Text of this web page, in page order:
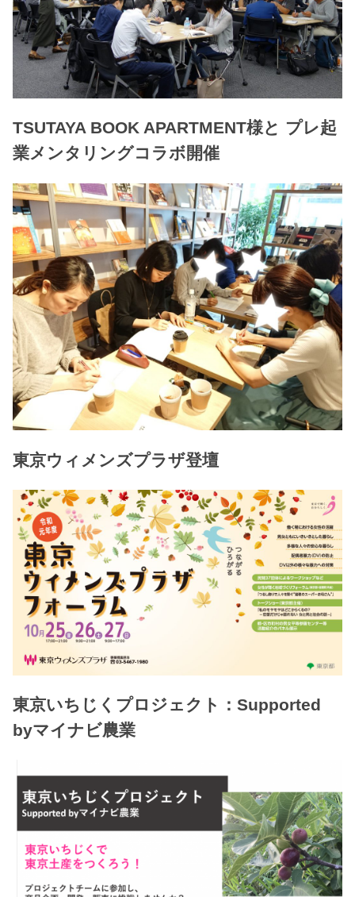
TSUTAYA BOOK APARTMENT様と プレ起
業メンタリングコラボ開催
東京ウィメンズプラザ登壇
東京いちじくプロジェクト：Supported
byマイナビ農業